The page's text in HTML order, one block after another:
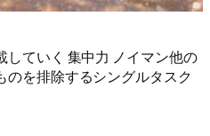
ていく 集中力 ノイマン他の
を排除するシングルタスク